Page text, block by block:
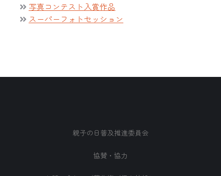
写真コンテスト入賞作品
スーパーフォトセッション
親子の日普及推進委員会
協賛・協力